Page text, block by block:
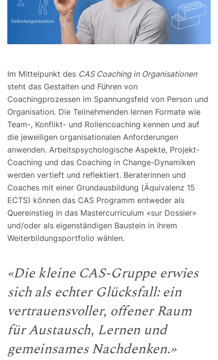
Im Mittelpunkt des CAS Coaching in Organisationen
steht das Gestalten und Führen von
Coachingprozessen im Spannungsfeld von Person und
Organisation. Die Teilnehmenden lernen Formate wie
Team-, Konflikt- und Rollencoaching kennen und auf
die jeweiligen organisationalen Anforderungen
anwenden. Arbeitspsychologische Aspekte, Projekt-
Coaching und das Coaching in Change-Dynamiken
werden vertieft und reflektiert. Beraterinnen und
Coaches mit einer Grundausbildung (Äquivalenz 15
ECTS) können das CAS Programm entweder als
Quereinstieg in das Mastercurriculum «sur Dossier»
und/oder als eigenständigen Baustein in ihrem
Weiterbildungsportfolio wählen.
«Die kleine CAS-Gruppe erwies
sich als echter Glücksfall: ein
vertrauensvoller, offener Raum
für Austausch, Lernen und
gemeinsames Nachdenken.»